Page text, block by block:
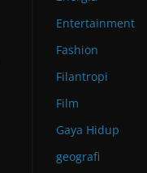
Entertainment
Fashion
Filantropi
Film
Gaya Hidup
geografi